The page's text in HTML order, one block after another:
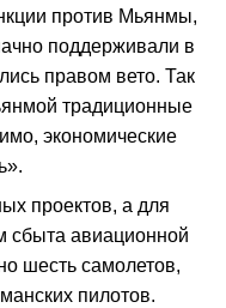
против Мьянмы,
поддерживали в
правом вето. Так
традиционные
экономические
проектов, а для
сбыта авиационной
шесть самолетов,
пилотов.